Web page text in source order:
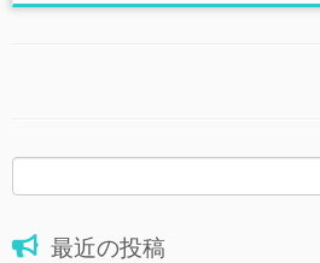
索:
最近の投稿